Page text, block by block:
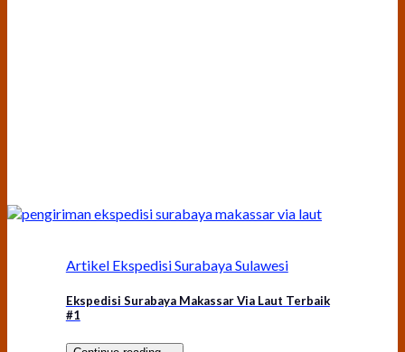
Artikel Ekspedisi Surabaya Sulawesi
Ekspedisi Surabaya Makassar Via Laut Terbaik
#1